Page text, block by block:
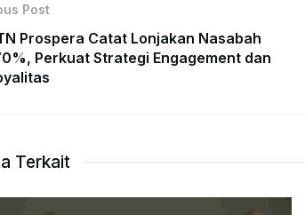
Post
Prospera Catat Lonjakan Nasabah
Perkuat Strategi Engagement dan
Terkait